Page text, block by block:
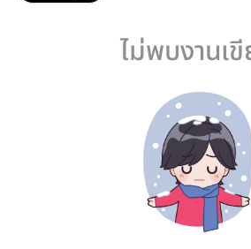
ไม่พบงานเ